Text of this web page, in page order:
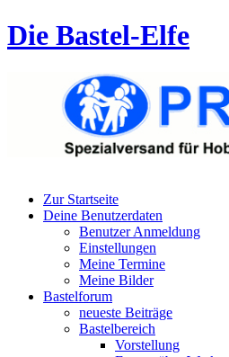
Die Bastel-Elfe
Zur Startseite
Deine Benutzerdaten
Benutzer Anmeldung
Einstellungen
Meine Termine
Meine Bilder
Bastelforum
neueste Beiträge
Bastelbereich
Vorstellung